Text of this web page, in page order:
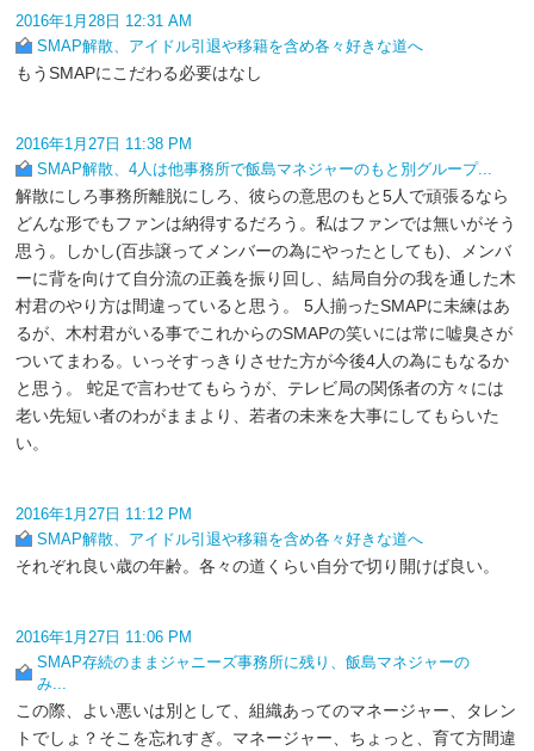
2016年1月28日 12:31 AM
SMAP解散、アイドル引退や移籍を含め各々好きな道へ
もうSMAPにこだわる必要はなし
2016年1月27日 11:38 PM
SMAP解散、4人は他事務所で飯島マネジャーのもと別グループ...
解散にしろ事務所離脱にしろ、彼らの意思のもと5人で頑張るなら
どんな形でもファンは納得するだろう。私はファンでは無いがそう
思う。しかし(百歩譲ってメンバーの為にやったとしても)、メンバ
ーに背を向けて自分流の正義を振り回し、結局自分の我を通した木
村君のやり方は間違っていると思う。 5人揃ったSMAPに未練はあ
るが、木村君がいる事でこれからのSMAPの笑いには常に嘘臭さが
ついてまわる。いっそすっきりさせた方が今後4人の為にもなるか
と思う。 蛇足で言わせてもらうが、テレビ局の関係者の方々には
老い先短い者のわがままより、若者の未来を大事にしてもらいた
い。
2016年1月27日 11:12 PM
SMAP解散、アイドル引退や移籍を含め各々好きな道へ
それぞれ良い歳の年齢。各々の道くらい自分で切り開けば良い。
2016年1月27日 11:06 PM
SMAP存続のままジャニーズ事務所に残り、飯島マネジャーの
み...
この際、よい悪いは別として、組織あってのマネージャー、タレン
トでしょ？そこを忘れすぎ。マネージャー、ちょっと、育て方間違